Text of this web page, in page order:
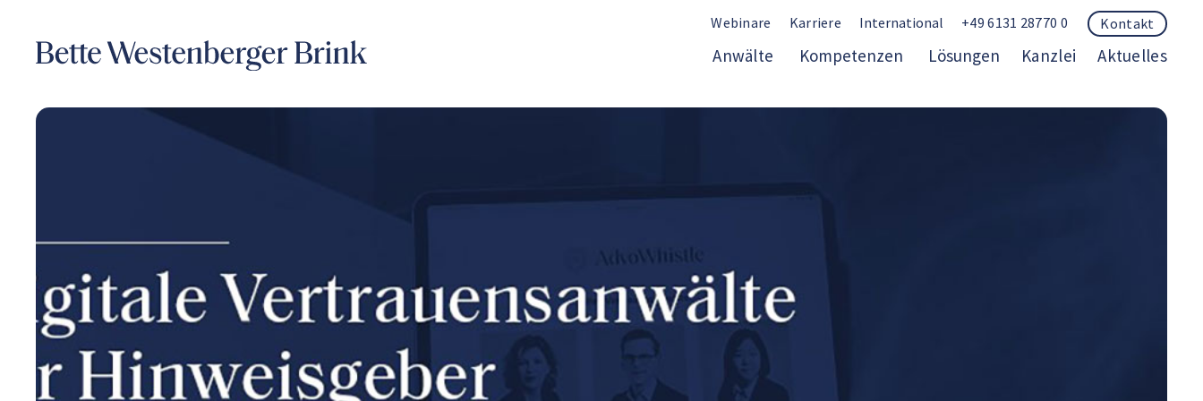
Webinare Karriere International +49 6131 28770 0 Kontakt
Anwälte Kompetenzen Lösungen Kanzlei Aktuelles